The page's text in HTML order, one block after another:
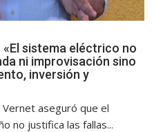
sistema eléctrico no
ni improvisación sino
inversión y
aseguró que el
no justifica las fallas...